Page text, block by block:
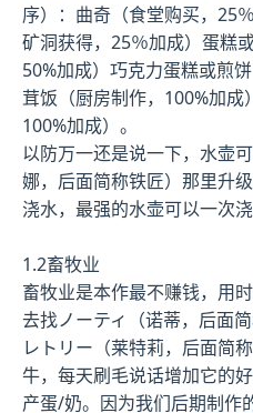
序）：曲奇（食堂购买，25
矿洞获得，25％加成）蛋糕
50%加成）巧克力蛋糕或煎
茸饭（厨房制作，100%加成
100%加成）。
以防万一还是说一下，水壶
娜，后面简称铁匠）那里升
浇水，最强的水壶可以一次浇
1.2畜牧业
畜牧业是本作最不赚钱，用
去找ノーティ（诺蒂，后面
レトリー（莱特莉，后面简
牛，每天刷毛说话增加它的
产蛋/奶。因为我们后期制作